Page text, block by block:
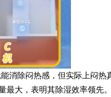
消除闷热感，但实际上闷热
最大，表明其除湿效率领先